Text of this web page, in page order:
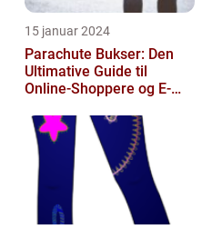
15 januar 2024
Parachute Bukser: Den
Ultimative Guide til
Online-Shoppere og E-